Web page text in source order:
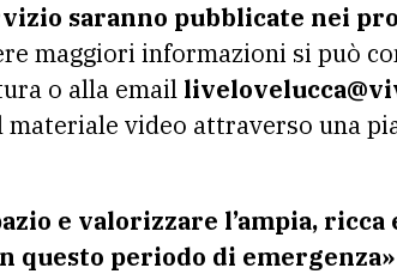
saranno pubblicate nei
maggiori informazioni si può
o alla email
video attraverso una
e valorizzare l’ampia,
questo periodo di emergenza»